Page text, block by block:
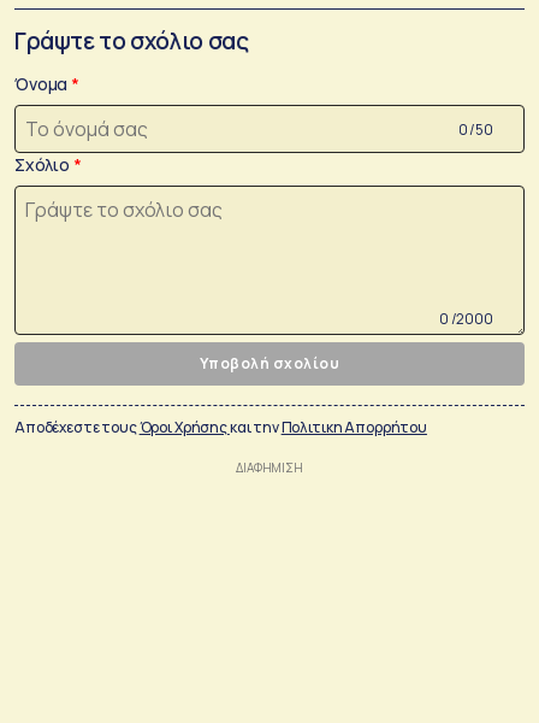
Γράψτε το σχόλιο σας
Όνομα
0 /50
Σχόλιο
0 /2000
Υποβολή σχολίου
Αποδέχεστε τουςΌροι Χρήσηςκαι τηνΠολιτικη Απορρήτου